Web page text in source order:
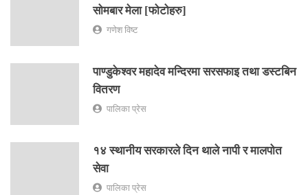
सोमबार मेला [फोटोहरु]
गणेश विष्ट
पाण्डुकेश्वर महादेव मन्दिरमा सरसफाइ तथा डस्टबिन
वितरण
पालिका प्रेस
१४ स्थानीय सरकारले दिन थाले नापी र मालपोत
सेवा
पालिका प्रेस